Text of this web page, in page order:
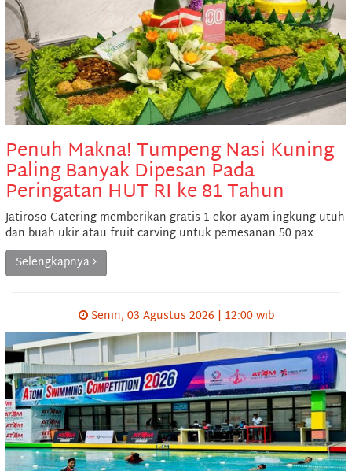
Penuh Makna! Tumpeng Nasi Kuning
Paling Banyak Dipesan Pada
Peringatan HUT RI ke 81 Tahun
Jatiroso Catering memberikan gratis 1 ekor ayam ingkung utuh
dan buah ukir atau fruit carving untuk pemesanan 50 pax
Selengkapnya
Senin, 03 Agustus 2026 | 12:00 wib